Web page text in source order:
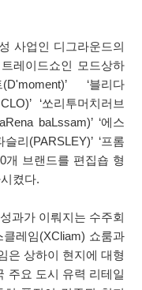
사업인 디그라운드의
레이드쇼인 모드상하
‘블리다
‘쏘리투머치러브
baLssam)’ ‘에스
슬리(PARSLEY)’ ‘프롬
개 브랜드를 편집숍 형
켰다.
과가 이뤄지는 수주회
레임(XCliam) 쇼룸과
은 상하이 현지에 대형
주요 도시 유력 리테일